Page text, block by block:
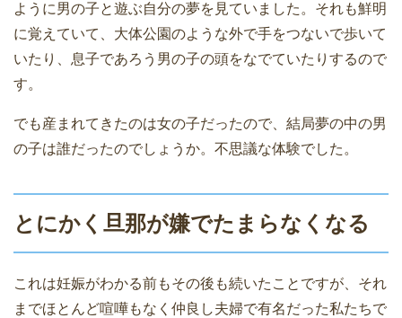
ように男の子と遊ぶ自分の夢を見ていました。それも鮮明
に覚えていて、大体公園のような外で手をつないで歩いて
いたり、息子であろう男の子の頭をなでていたりするので
す。
でも産まれてきたのは女の子だったので、結局夢の中の男
の子は誰だったのでしょうか。不思議な体験でした。
とにかく旦那が嫌でたまらなくなる
これは妊娠がわかる前もその後も続いたことですが、それ
までほとんど喧嘩もなく仲良し夫婦で有名だった私たちで